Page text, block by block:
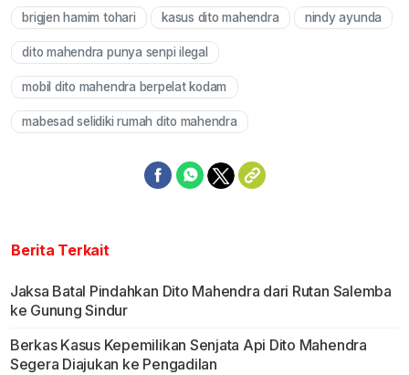
Mute
brigjen hamim tohari kasus dito mahendra nindy ayunda
dito mahendra punya senpi ilegal
mobil dito mahendra berpelat kodam
mabesad selidiki rumah dito mahendra
Berita Terkait
Jaksa Batal Pindahkan Dito Mahendra dari Rutan Salemba
ke Gunung Sindur
Berkas Kasus Kepemilikan Senjata Api Dito Mahendra
Segera Diajukan ke Pengadilan